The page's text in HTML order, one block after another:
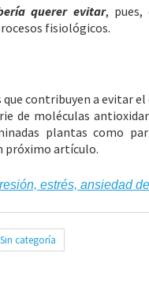
querer evitar, pues,
fisiológicos.
contribuyen a evitar el
de moléculas
plantas como
próximo artículo.
estrés, ansiedad
Sin categoría